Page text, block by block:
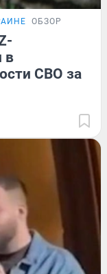
ОБЗОР
в
СВО за